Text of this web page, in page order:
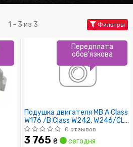
1 - 3 из 3 Фильтры
Подушка двигателя MB A Class
W176 /B Class W242, W246/CLA
C117, X117 /GLA X156 (
0 отзывов
3 765 ₴ сегодня
Передплата
обов'язкова